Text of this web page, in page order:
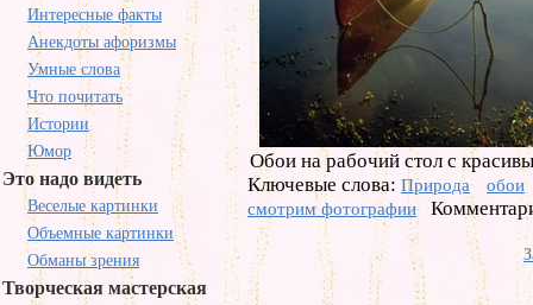
Интересные факты
Анекдоты афоризмы
Умные слова
Что почитать
Истории
Юмор
Это надо видеть
Веселые картинки
Объемные картинки
Обманы зрения
Творческая мастерская
Обои на рабочий стол с
Ключевые слова: Природа
обои
смотрим фотографии